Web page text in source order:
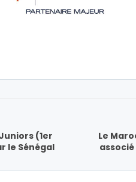
(1er
le Sénégal
Le